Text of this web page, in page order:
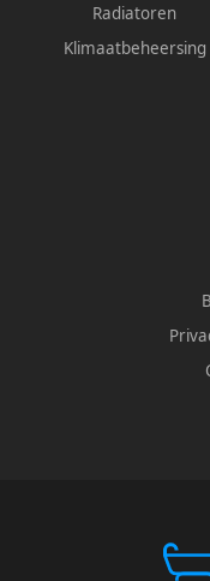
Radiatoren
Klimaatbeheersing